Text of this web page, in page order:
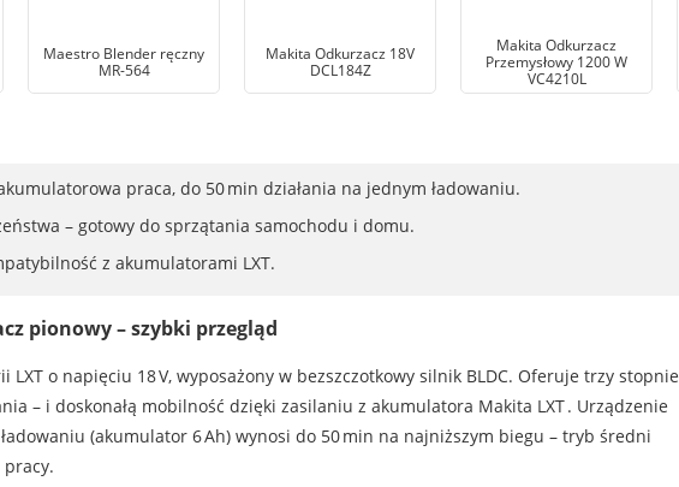
Maestro Blender ręczny
MR-564
Makita Odkurzacz 18V
DCL184Z
Makita Odkurzacz
Przemysłowy 1200 W
VC4210L
praca, do 50 min działania na jednym ładowaniu.
– gotowy do sprzątania samochodu i domu.
z akumulatorami LXT.
pionowy – szybki przegląd
o napięciu 18 V, wyposażony w bezszczotkowy silnik BLDC. Oferuje trzy stopnie
– i doskonałą mobilność dzięki zasilaniu z akumulatora Makita LXT . Urządzenie
(akumulator 6 Ah) wynosi do 50 min na najniższym biegu – tryb średni
pracy.